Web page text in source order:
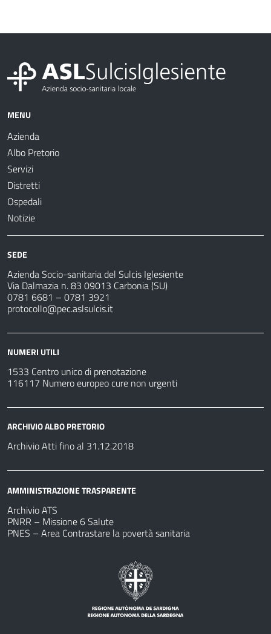
MENU
Azienda
Albo Pretorio
Servizi
Distretti
Ospedali
Notizie
SEDE
Azienda Socio-sanitaria del Sulcis Iglesiente
Via Dalmazia n. 83 09013 Carbonia (SU)
0781 6681 – 0781 3921
protocollo@pec.aslsulcis.it
NUMERI UTILI
1533 Centro unico di prenotazione
116117 Numero europeo cure non urgenti
ARCHIVIO ALBO PRETORIO
Archivio Atti fino al 31.12.2018
AMMINISTRAZIONE TRASPARENTE
Archivio ATS
PNRR – Missione 6 Salute
PNES – Area Contrastare la povertà sanitaria